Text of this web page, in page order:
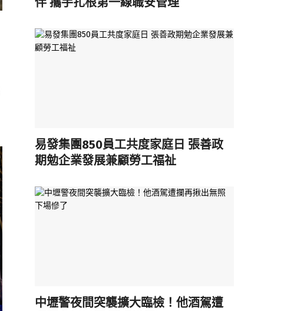
易發集團850員工共度家庭日 張善政
期勉企業發展兼顧勞工福祉
中壢警夜間突襲擴大臨檢！他酒駕遭